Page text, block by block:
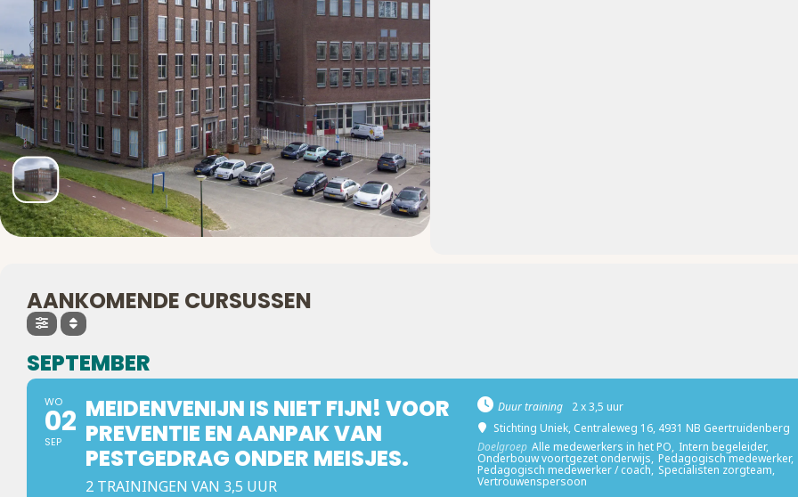
AANKOMENDE CURSUSSEN
SEPTEMBER
WO
02
SEP
MEIDENVENIJN IS NIET FIJN! VOOR
PREVENTIE EN AANPAK VAN
PESTGEDRAG ONDER MEISJES.
2 TRAININGEN VAN 3,5 UUR
Duur training
2 x 3,5 uur
Stichting Uniek, Centraleweg 16, 4931 NB Geertruidenberg
Doelgroep Alle medewerkers in het PO, Intern begeleider,
Onderbouw voortgezet onderwijs, Pedagogisch medewerker,
Pedagogisch medewerker / coach, Specialisten zorgteam,
Vertrouwenspersoon